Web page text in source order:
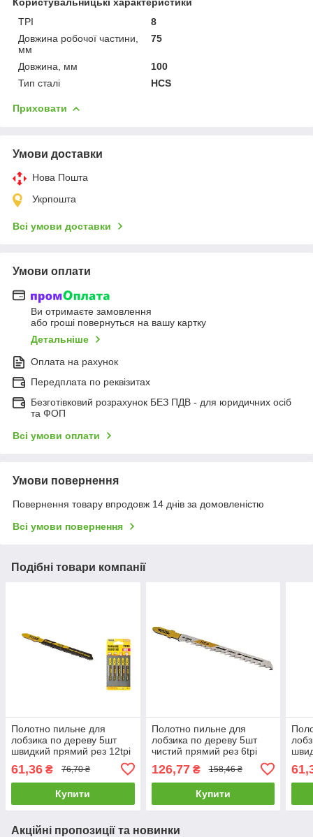
TPI
8
Довжина робочої частини,
мм
75
Довжина, мм
100
Тип сталі
HCS
Приховати
Умови доставки
Нова Пошта
Укрпошта
Всі умови доставки
Умови оплати
Ви отримаєте замовлення
або гроші повернуться на вашу картку
Детальніше
Оплата на рахунок
Передплата по реквізитах
Безготівковий розрахунок БЕЗ ПДВ - для юридичних осіб
та ФОП
Всі умови оплати
Умови повернення
Повернення товару впродовж 14 днів за домовленістю
Всі умови повернення
Подібні товари компанії
Полотно пильне для
лобзика по дереву 5шт
швидкий прямий рез 12tpi
77мм t119b Mastertool 14-
2819
61,36 ₴ 76,70 ₴
Купити
Полотно пильне для
лобзика по дереву 5шт
чистий прямий рез 6tpi
14-2809
126,77₴ 158,46 ₴
Купити
Акційні пропозиції та новинки